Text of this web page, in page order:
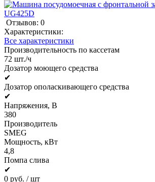
Отзывов: 0
Характеристики:
Все характеристики
Производительность по кассетам
72 шт./ч
Дозатор моющего средства
✔
Дозатор ополаскивающего средства
✔
Напряжения, В
380
Производитель
SMEG
Мощность, кВт
4,8
Помпа слива
✔
0 руб. / шт